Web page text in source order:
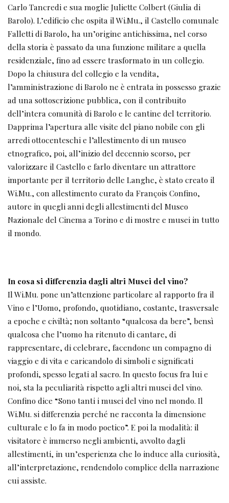
Carlo Tancredi e sua moglie Juliette Colbert (Giulia di
Barolo). L’edificio che ospita il Wi.Mu., il Castello comunale
Falletti di Barolo, ha un’origine antichissima, nel corso
della storia è passato da una funzione militare a quella
residenziale, fino ad essere trasformato in un collegio.
Dopo la chiusura del collegio e la vendita,
l’amministrazione di Barolo ne è entrata in possesso grazie
ad una sottoscrizione pubblica, con il contribuito
dell’intera comunità di Barolo e le cantine del territorio.
Dapprima l’apertura alle visite del piano nobile con gli
arredi ottocenteschi e l’allestimento di un museo
etnografico, poi, all’inizio del decennio scorso, per
valorizzare il Castello e farlo diventare un attrattore
importante per il territorio delle Langhe, è stato creato il
Wi.Mu., con allestimento curato da François Confino,
autore in quegli anni degli allestimenti del Museo
Nazionale del Cinema a Torino e di mostre e musei in tutto
il mondo.
In cosa si differenzia dagli altri Musei del vino?
Il Wi.Mu. pone un’attenzione particolare al rapporto fra il
Vino e l’Uomo, profondo, quotidiano, costante, trasversale
a epoche e civiltà; non soltanto “qualcosa da bere”, bensì
qualcosa che l’uomo ha ritenuto di cantare, di
rappresentare, di celebrare, facendone un compagno di
viaggio e di vita e caricandolo di simboli e significati
profondi, spesso legati al sacro. In questo focus fra lui e
noi, sta la peculiarità rispetto agli altri musei del vino.
Confino dice “Sono tanti i musei del vino nel mondo. Il
Wi.Mu. si differenzia perché ne racconta la dimensione
culturale e lo fa in modo poetico”. E poi la modalità: il
visitatore è immerso negli ambienti, avvolto dagli
allestimenti, in un’esperienza che lo induce alla curiosità,
all’interpretazione, rendendolo complice della narrazione
cui assiste.